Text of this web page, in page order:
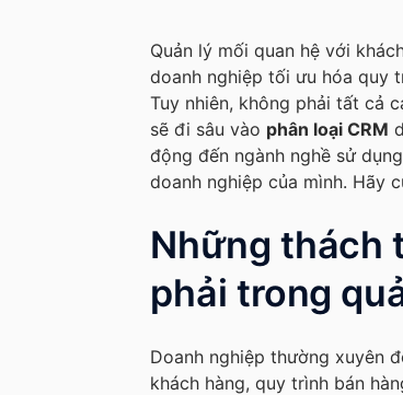
Quản lý mối quan hệ với
doanh nghiệp tối ưu hóa quy
Tuy nhiên, không phải tất cả
sẽ đi sâu vào phân loại CRM
động đến ngành nghề sử
doanh nghiệp của mình. Hãy
Những thách
phải trong
Doanh nghiệp thường xuyên
khách hàng, quy trình bán